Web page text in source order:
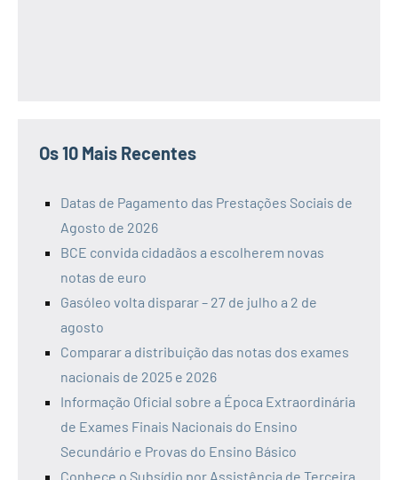
Os 10 Mais Recentes
Datas de Pagamento das Prestações Sociais de
Agosto de 2026
BCE convida cidadãos a escolherem novas
notas de euro
Gasóleo volta disparar – 27 de julho a 2 de
agosto
Comparar a distribuição das notas dos exames
nacionais de 2025 e 2026
Informação Oficial sobre a Época Extraordinária
de Exames Finais Nacionais do Ensino
Secundário e Provas do Ensino Básico
Conhece o Subsídio por Assistência de Terceira